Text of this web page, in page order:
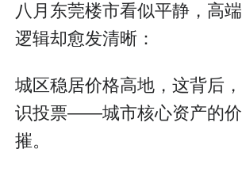
八月东莞楼市看似平静，高
逻辑却愈发清晰：
城区稳居价格高地，这背后
识投票——城市核心资产的
摧。